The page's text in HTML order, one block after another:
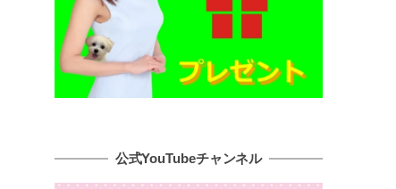
公式YouTubeチャンネル